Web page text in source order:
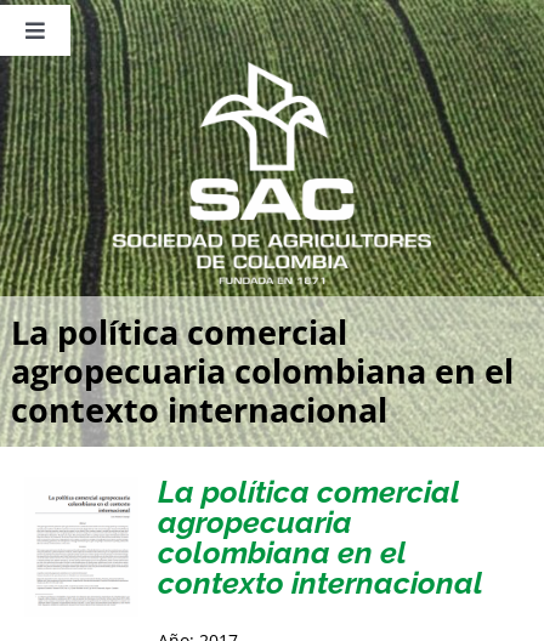
Saltar
contenido
Toggle
Navigation
Nosotros
Publicaciones
Sala de Prensa
Eventos
La política comercial
agropecuaria colombiana en el
contexto internacional
La política comercial
agropecuaria
colombiana en el
contexto internacional